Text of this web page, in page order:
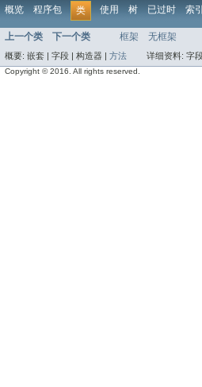
概览 程序包 类 使用 树 已过时 索引
上一个类 下一个类 框架 无框架
概要: 嵌套 | 字段 | 构造器 | 方法 详细资料: 字
Copyright © 2016. All rights reserved.